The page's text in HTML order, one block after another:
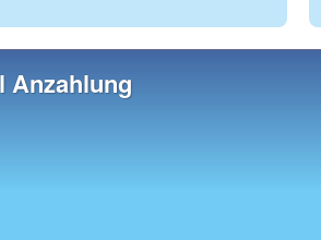
Anzahlung